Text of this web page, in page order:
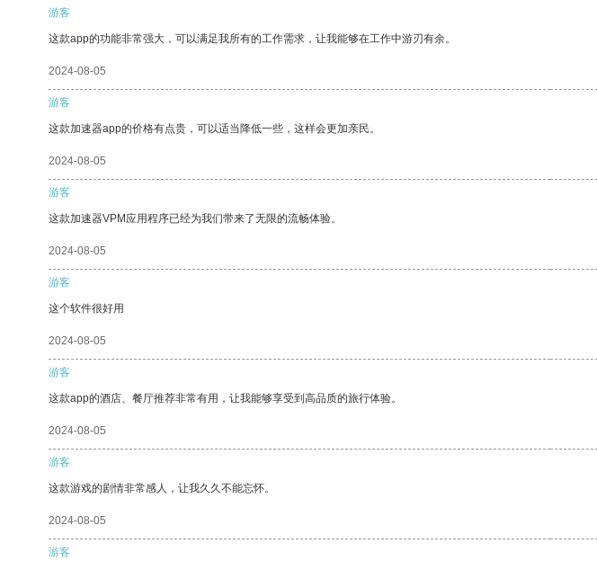
游客
这款app的功能非常强大，可以满足我所有的工作需求，让我能够在工作中游刃有余。
2024-08-05
游客
这款加速器app的价格有点贵，可以适当降低一些，这样会更加亲民。
2024-08-05
游客
这款加速器VPM应用程序已经为我们带来了无限的流畅体验。
2024-08-05
游客
这个软件很好用
2024-08-05
游客
这款app的酒店、餐厅推荐非常有用，让我能够享受到高品质的旅行体验。
2024-08-05
游客
这款游戏的剧情非常感人，让我久久不能忘怀。
2024-08-05
游客